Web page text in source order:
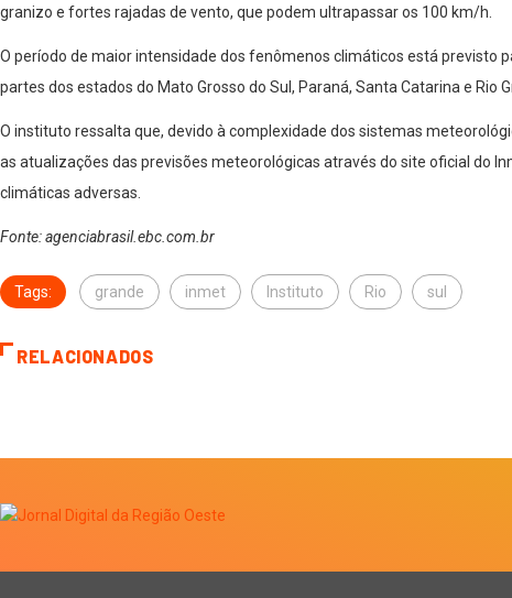
granizo e fortes rajadas de vento, que podem ultrapassar os 100 km/h.
O período de maior intensidade dos fenômenos climáticos está previsto
partes dos estados do Mato Grosso do Sul, Paraná, Santa Catarina e Rio
O instituto ressalta que, devido à complexidade dos sistemas
as atualizações das previsões meteorológicas através do site oficial do
climáticas adversas.
Fonte: agenciabrasil.ebc.com.br
Tags: grande inmet Instituto Rio sul
RELACIONADOS